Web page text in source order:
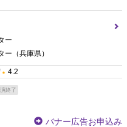
ー
ー （兵庫県）
4.2
終了
バナー広告お申込み